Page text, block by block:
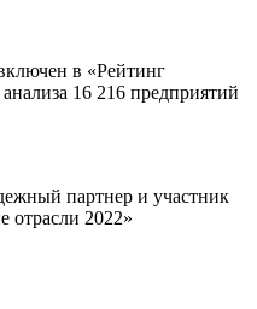
в «Рейтинг
16 216 предприятий
партнер и участник
отрасли 2022»